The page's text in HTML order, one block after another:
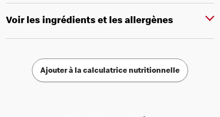
Voir les ingrédients et les allergènes
Ajouter à la calculatrice nutritionnelle